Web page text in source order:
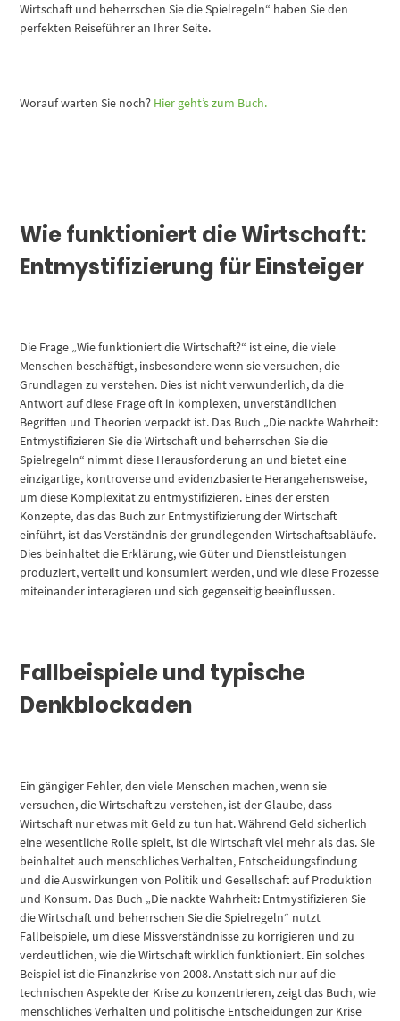
Wirtschaft und beherrschen Sie die Spielregeln“ haben Sie den
perfekten Reiseführer an Ihrer Seite.
Worauf warten Sie noch? Hier geht’s zum Buch.
Wie funktioniert die Wirtschaft:
Entmystifizierung für Einsteiger
Die Frage „Wie funktioniert die Wirtschaft?“ ist eine, die viele
Menschen beschäftigt, insbesondere wenn sie versuchen, die
Grundlagen zu verstehen. Dies ist nicht verwunderlich, da die
Antwort auf diese Frage oft in komplexen, unverständlichen
Begriffen und Theorien verpackt ist. Das Buch „Die nackte Wahrheit:
Entmystifizieren Sie die Wirtschaft und beherrschen Sie die
Spielregeln“ nimmt diese Herausforderung an und bietet eine
einzigartige, kontroverse und evidenzbasierte Herangehensweise,
um diese Komplexität zu entmystifizieren. Eines der ersten
Konzepte, das das Buch zur Entmystifizierung der Wirtschaft
einführt, ist das Verständnis der grundlegenden Wirtschaftsabläufe.
Dies beinhaltet die Erklärung, wie Güter und Dienstleistungen
produziert, verteilt und konsumiert werden, und wie diese Prozesse
miteinander interagieren und sich gegenseitig beeinflussen.
Fallbeispiele und typische
Denkblockaden
Ein gängiger Fehler, den viele Menschen machen, wenn sie
versuchen, die Wirtschaft zu verstehen, ist der Glaube, dass
Wirtschaft nur etwas mit Geld zu tun hat. Während Geld sicherlich
eine wesentliche Rolle spielt, ist die Wirtschaft viel mehr als das. Sie
beinhaltet auch menschliches Verhalten, Entscheidungsfindung
und die Auswirkungen von Politik und Gesellschaft auf Produktion
und Konsum. Das Buch „Die nackte Wahrheit: Entmystifizieren Sie
die Wirtschaft und beherrschen Sie die Spielregeln“ nutzt
Fallbeispiele, um diese Missverständnisse zu korrigieren und zu
verdeutlichen, wie die Wirtschaft wirklich funktioniert. Ein solches
Beispiel ist die Finanzkrise von 2008. Anstatt sich nur auf die
technischen Aspekte der Krise zu konzentrieren, zeigt das Buch, wie
menschliches Verhalten und politische Entscheidungen zur Krise